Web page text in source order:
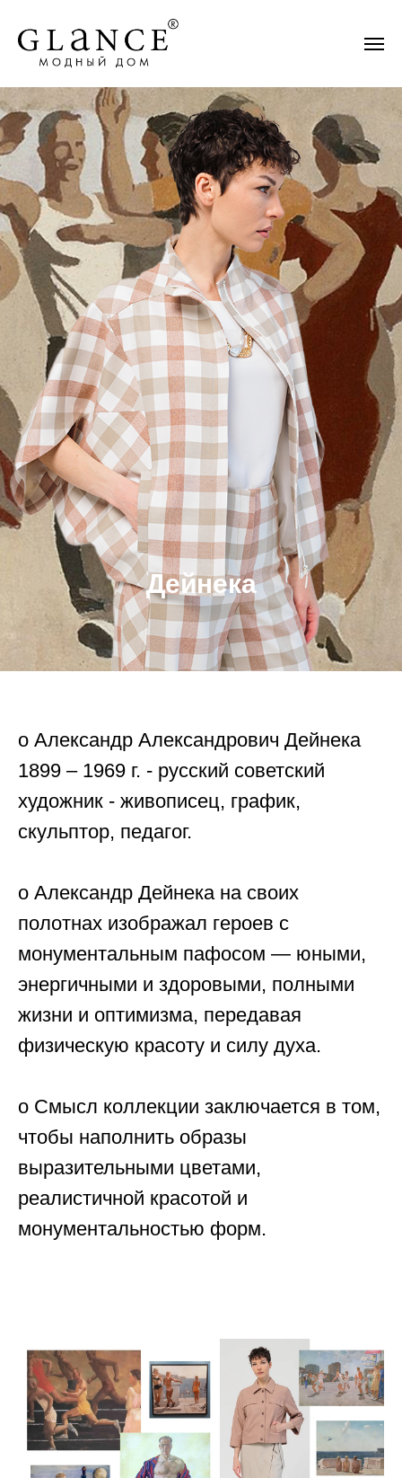
Дейнека
o Александр Александрович Дейнека
1899 – 1969 г. - русский советский
художник - живописец, график,
скульптор, педагог.
o Александр Дейнека на своих
полотнах изображал героев с
монументальным пафосом — юными,
энергичными и здоровыми, полными
жизни и оптимизма, передавая
физическую красоту и силу духа.
o Смысл коллекции заключается в том,
чтобы наполнить образы
выразительными цветами,
реалистичной красотой и
монументальностью форм.